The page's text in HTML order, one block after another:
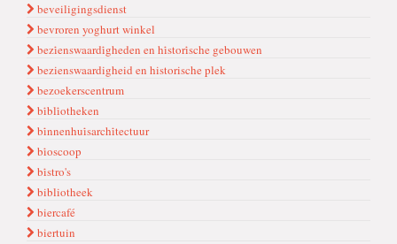
beveiligingsdienst
bevroren yoghurt winkel
bezi̇enswaardi̇gheden en hi̇stori̇sche gebouwen
bezienswaardigheid en historische plek
bezoekerscentrum
bi̇bli̇otheken
bi̇nnenhui̇sarchi̇tectuur
bi̇oscoop
bi̇stro's
bibliotheek
biercafé
biertuin